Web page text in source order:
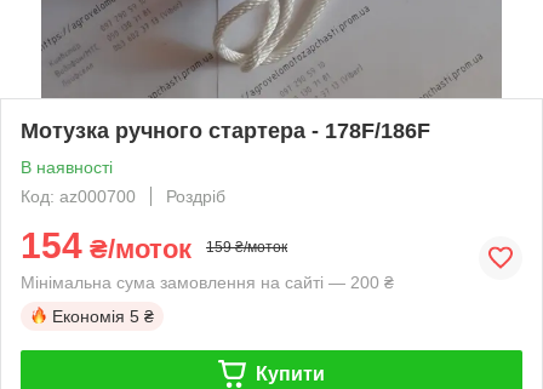
Мотузка ручного стартера - 178F/186F
В наявності
Код: az000700
Роздріб
154 ₴/моток 159 ₴/моток
Мінімальна сума замовлення на сайті — 200 ₴
Економія 5 ₴
Купити